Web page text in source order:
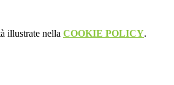
illustrate nella COOKIE POLICY.